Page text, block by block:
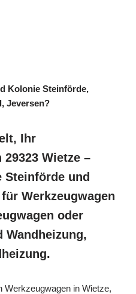
Kolonie Steinförde,
Jeversen?
Ihr
Wietze –
Steinförde und
Werkzeugwagen
oder
Wandheizung,
Werkzeugwagen in Wietze,